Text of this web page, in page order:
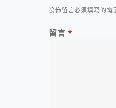
發佈留言必須填寫的電
留言 *